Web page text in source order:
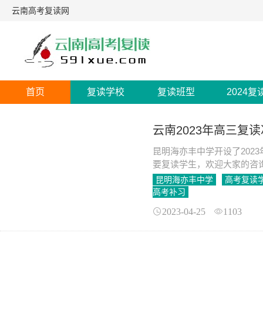
云南高考复读网
首页 复读学校 复读班型 2024复
云南2023年高三复
昆明海亦丰中学开设了
要复读学生，欢迎大家的咨
昆明海亦丰中学
高考复读
高考补习
2023-04-25 1103